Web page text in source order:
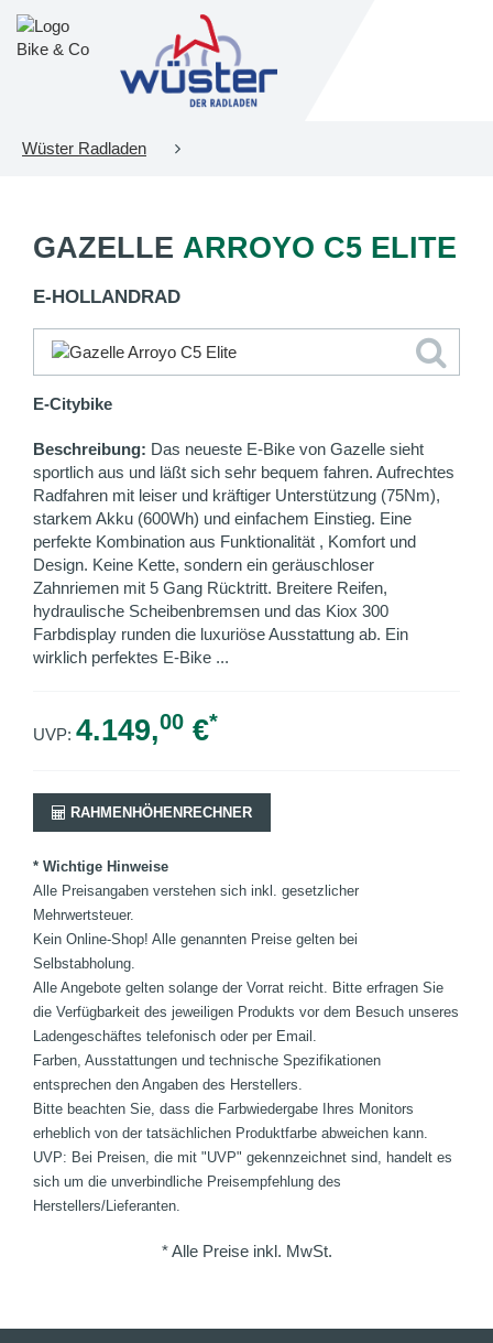
Wüster Radladen
GAZELLE ARROYO C5 ELITE
E-HOLLANDRAD
E-Citybike
Beschreibung: Das neueste E-Bike von Gazelle sieht
sportlich aus und läßt sich sehr bequem fahren. Aufrechtes
Radfahren mit leiser und kräftiger Unterstützung (75Nm),
starkem Akku (600Wh) und einfachem Einstieg. Eine
perfekte Kombination aus Funktionalität , Komfort und
Design. Keine Kette, sondern ein geräuschloser
Zahnriemen mit 5 Gang Rücktritt. Breitere Reifen,
hydraulische Scheibenbremsen und das Kiox 300
Farbdisplay runden die luxuriöse Ausstattung ab. Ein
wirklich perfektes E-Bike ...
UVP: 4.149,00 €*
RAHMENHÖHENRECHNER
* Wichtige Hinweise
Alle Preisangaben verstehen sich inkl. gesetzlicher
Mehrwertsteuer.
Kein Online-Shop! Alle genannten Preise gelten bei
Selbstabholung.
Alle Angebote gelten solange der Vorrat reicht. Bitte erfragen Sie
die Verfügbarkeit des jeweiligen Produkts vor dem Besuch unseres
Ladengeschäftes telefonisch oder per Email.
Farben, Ausstattungen und technische Spezifikationen
entsprechen den Angaben des Herstellers.
Bitte beachten Sie, dass die Farbwiedergabe Ihres Monitors
erheblich von der tatsächlichen Produktfarbe abweichen kann.
UVP: Bei Preisen, die mit "UVP" gekennzeichnet sind, handelt es
sich um die unverbindliche Preisempfehlung des
Herstellers/Lieferanten.
* Alle Preise inkl. MwSt.